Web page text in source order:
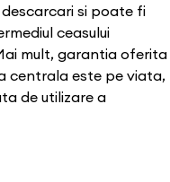
si poate fi
ceasului
mult, garantia oferita
centrala este pe viata,
de utilizare a